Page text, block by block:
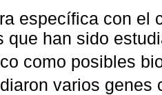
específica con el
que han sido
como posibles
varios genes